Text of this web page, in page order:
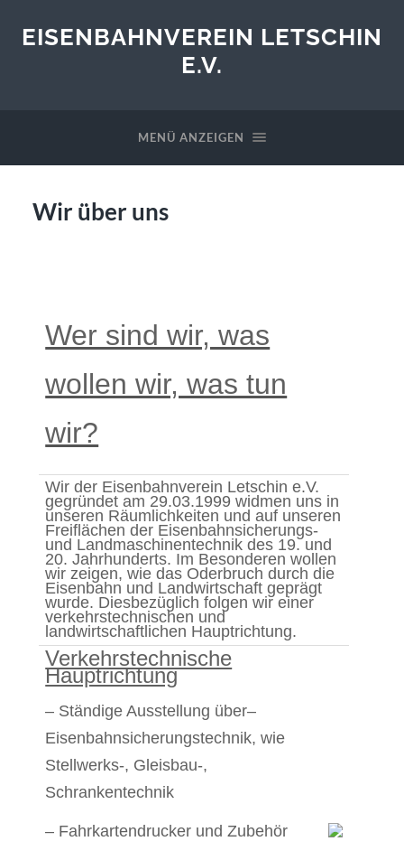
EISENBAHNVEREIN LETSCHIN
E.V.
MENÜ ANZEIGEN
Wir über uns
Wer sind wir, was
wollen wir, was tun
wir?
Wir der Eisenbahnverein Letschin e.V.
gegründet am 29.03.1999 widmen uns in
unseren Räumlichkeiten und auf unseren
Freiflächen der Eisenbahnsicherungs-
und Landmaschinentechnik des 19. und
20. Jahrhunderts. Im Besonderen wollen
wir zeigen, wie das Oderbruch durch die
Eisenbahn und Landwirtschaft geprägt
wurde. Diesbezüglich folgen wir einer
verkehrstechnischen und
landwirtschaftlichen Hauptrichtung.
Verkehrstechnische
Hauptrichtung
– Ständige Ausstellung über–
Eisenbahnsicherungstechnik, wie
Stellwerks-, Gleisbau-,
Schrankentechnik
– Fahrkartendrucker und Zubehör